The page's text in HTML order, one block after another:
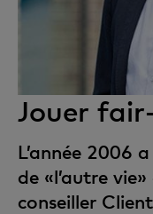
Jouer
L’année 2006
de «l’autre
conseiller